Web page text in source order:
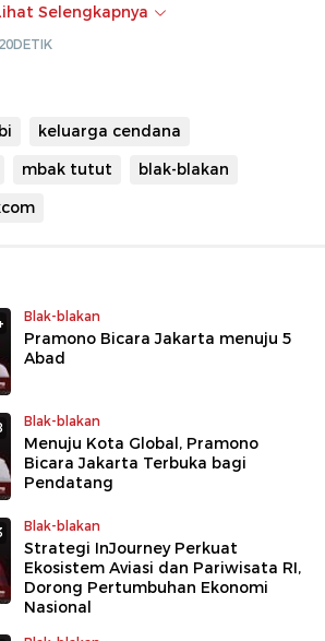
disapa “Mba Tutut” tidak
ada. Cuma Tommy dan hartanya
bahwa Mba Tutut sebagai pemilik
Selengkapnya
keluarga cendana
mbak tutut
blak-blakan
Blak-blakan
Pramono Bicara Jakarta menuju 5
Abad
Blak-blakan
Menuju Kota Global, Pramono
Bicara Jakarta Terbuka bagi
Pendatang
Blak-blakan
Strategi InJourney Perkuat
Ekosistem Aviasi dan Pariwisata RI,
Dorong Pertumbuhan Ekonomi
Nasional